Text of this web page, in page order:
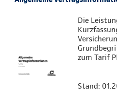
Die
zum Tarif
Stand: